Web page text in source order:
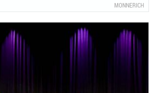
MONNERICH